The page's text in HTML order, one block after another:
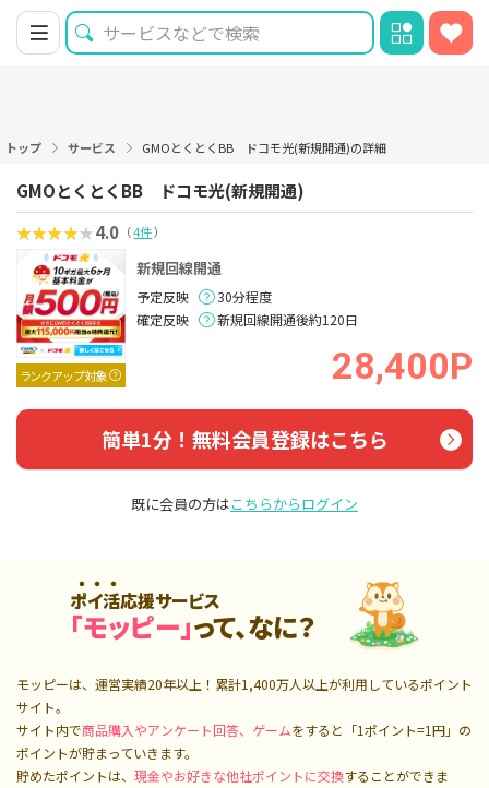
トップ サービス GMOとくとくBB ドコモ光(新規開通)の詳細
GMOとくとくBB ドコモ光(新規開通)
4.0 （4件）
ランクアップ対象
新規回線開通
予定反映
30分程度
確定反映
新規回線開通後約120日
28,400P
簡単1分！無料会員登録はこちら
既に会員の方はこちらからログイン
ポイ活応援サービス
「モッピー」って、なに？
モッピーは、運営実績20年以上！累計1,400万人以上が利用しているポイント
サイト。
サイト内で商品購入やアンケート回答、ゲームをすると「1ポイント=1円」の
ポイントが貯まっていきます。
貯めたポイントは、 現金やお好きな他社ポイントに交換することができま